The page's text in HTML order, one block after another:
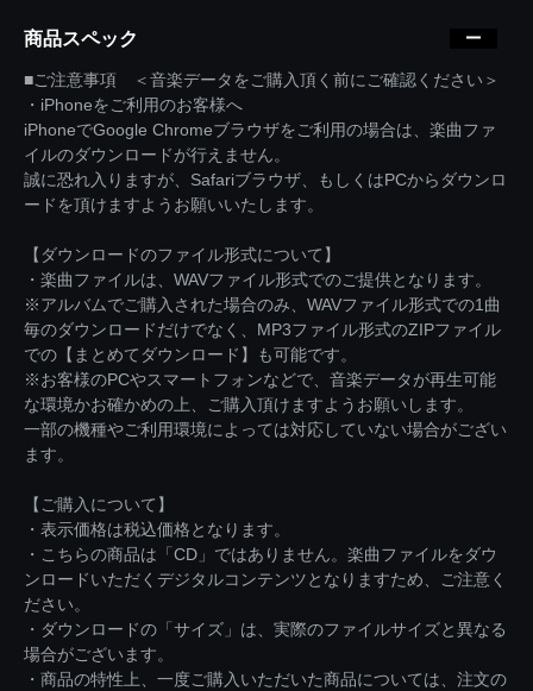
商品スペック
■ご注意事項 ＜音楽データをご購入頂く前にご確認ください＞
・iPhoneをご利用のお客様へ
iPhoneでGoogle Chromeブラウザをご利用の場合は、楽曲ファ
イルのダウンロードが行えません。
誠に恐れ入りますが、Safariブラウザ、もしくはPCからダウンロ
ードを頂けますようお願いいたします。
【ダウンロードのファイル形式について】
・楽曲ファイルは、WAVファイル形式でのご提供となります。
※アルバムでご購入された場合のみ、WAVファイル形式での1曲
毎のダウンロードだけでなく、MP3ファイル形式のZIPファイル
での【まとめてダウンロード】も可能です。
※お客様のPCやスマートフォンなどで、音楽データが再生可能
な環境かお確かめの上、ご購入頂けますようお願いします。
一部の機種やご利用環境によっては対応していない場合がござい
ます。
【ご購入について】
・表示価格は税込価格となります。
・こちらの商品は「CD」ではありません。楽曲ファイルをダウ
ンロードいただくデジタルコンテンツとなりますため、ご注意く
ださい。
・ダウンロードの「サイズ」は、実際のファイルサイズと異なる
場合がございます。
・商品の特性上、一度ご購入いただいた商品については、注文の